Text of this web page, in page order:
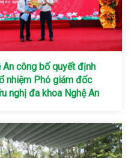
An công bố quyết định
nhiệm Phó giám đốc
nghị đa khoa Nghệ An